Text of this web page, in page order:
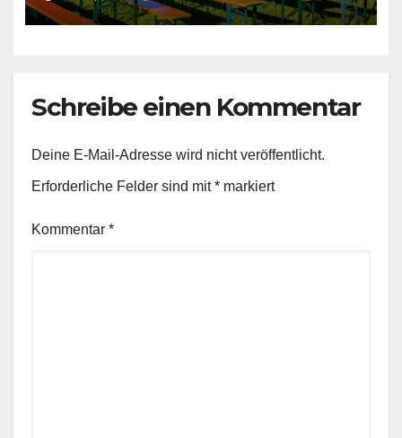
Schreibe einen Kommentar
Deine E-Mail-Adresse wird nicht veröffentlicht.
Erforderliche Felder sind mit* markiert
Kommentar *